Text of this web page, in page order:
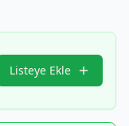
Listeye Ekle